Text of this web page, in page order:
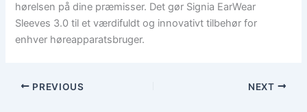
hørelsen på dine præmisser. Det gør Signia EarWear
Sleeves 3.0 til et værdifuldt og innovativt tilbehør for
enhver høreapparatsbruger.
PREVIOUS NEXT